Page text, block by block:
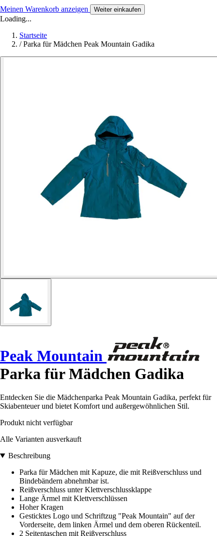
Meinen Warenkorb anzeigen Weiter einkaufen
Loading...
Startseite
/ Parka für Mädchen Peak Mountain Gadika
Peak Mountain
Parka für Mädchen Gadika
Entdecken Sie die Mädchenparka Peak Mountain Gadika, perfekt für
Skiabenteuer und bietet Komfort und außergewöhnlichen Stil.
Produkt nicht verfügbar
Alle Varianten ausverkauft
Beschreibung
Parka für Mädchen mit Kapuze, die mit Reißverschluss und
Bindebändern abnehmbar ist.
Reißverschluss unter Klettverschlussklappe
Lange Ärmel mit Klettverschlüssen
Hoher Kragen
Gesticktes Logo und Schriftzug "Peak Mountain" auf der
Vorderseite, dem linken Ärmel und dem oberen Rückenteil.
2 Seitentaschen mit Reißverschluss